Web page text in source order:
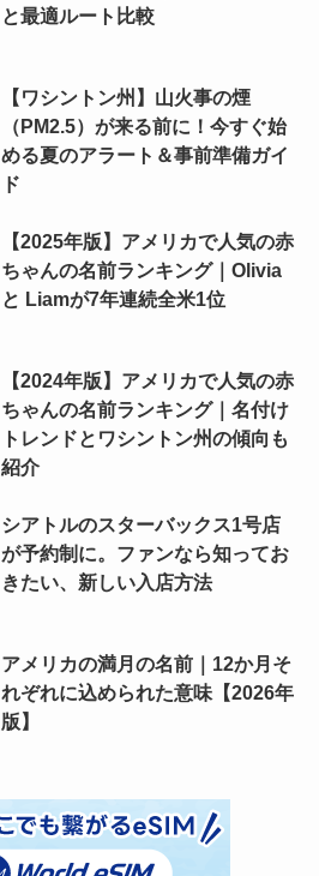
と最適ルート比較
【ワシントン州】山火事の煙
（PM2.5）が来る前に！今すぐ始
める夏のアラート＆事前準備ガイ
ド
【2025年版】アメリカで人気の赤
ちゃんの名前ランキング｜Olivia
と Liamが7年連続全米1位
【2024年版】アメリカで人気の赤
ちゃんの名前ランキング｜名付け
トレンドとワシントン州の傾向も
紹介
シアトルのスターバックス1号店
が予約制に。ファンなら知ってお
きたい、新しい入店方法
アメリカの満月の名前｜12か月そ
れぞれに込められた意味【2026年
版】